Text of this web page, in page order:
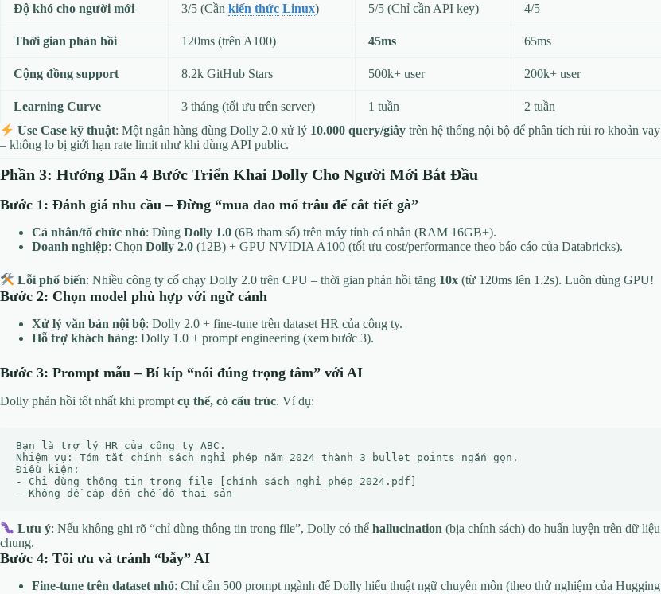
Độ khó cho người mới 3/5 (Cần kiến thức Linux) 5/5 (Chỉ cần API key) 4/5
Thời gian phản hồi 120ms (trên A100) 45ms 65ms
Cộng đồng support 8.2k GitHub Stars 500k+ user 200k+ user
Learning Curve 3 tháng (tối ưu trên server) 1 tuần
2 tuần
Use Case kỹ thuật: Một ngân hàng dùng Dolly 2.0 xử lý 10.000 query/giây trên hệ thống nội bộ để phân tích rủi ro khoản vay
– không lo bị giới hạn rate limit như khi dùng API public.
Phần 3: Hướng Dẫn 4 Bước Triển Khai Dolly Cho Người Mới Bắt Đầu
Bước 1: Đánh giá nhu cầu – Đừng “mua dao mổ trâu để cắt tiết gà”
Cá nhân/tổ chức nhỏ: Dùng Dolly 1.0 (6B tham số) trên máy tính cá nhân (RAM 16GB+).
Doanh nghiệp: Chọn Dolly 2.0 (12B) + GPU NVIDIA A100 (tối ưu cost/performance theo báo cáo của Databricks).
Lỗi phổ biến: Nhiều công ty cố chạy Dolly 2.0 trên CPU – thời gian phản hồi tăng 10x (từ 120ms lên 1.2s). Luôn dùng GPU!
Bước 2: Chọn model phù hợp với ngữ cảnh
Xử lý văn bản nội bộ: Dolly 2.0 + fine-tune trên dataset HR của công ty.
Hỗ trợ khách hàng: Dolly 1.0 + prompt engineering (xem bước 3).
Bước 3: Prompt mẫu – Bí kíp “nói đúng trọng tâm” với AI
Dolly phản hồi tốt nhất khi prompt cụ thể, có cấu trúc. Ví dụ:
Bạn là trợ lý HR của công ty ABC.
Nhiệm vụ: Tóm tắt chính sách nghỉ phép năm 2024 thành 3 bullet points ngắn gọn.
Điều kiện:
- Chỉ dùng thông tin trong file [chính sách_nghỉ_phép_2024.pdf]
Lưu ý: Nếu không ghi rõ “chỉ dùng thông tin trong file”, Dolly có thểhallucination (bịa chính sách) do huấn luyện trên dữ liệu
chung.
Bước 4: Tối ưu và tránh “bẫy” AI
Fine-tune trên dataset nhỏ: Chỉ cần 500 prompt ngành để Dolly hiểu thuật ngữ chuyên môn (theo thử nghiệm của Hugging